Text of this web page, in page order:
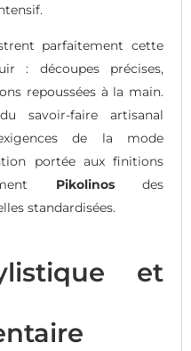
parfaitement cette
: découpes précises,
repoussées à la main.
savoir-faire artisanal
de la mode
portée aux finitions
Pikolinosdes
standardisées.
et